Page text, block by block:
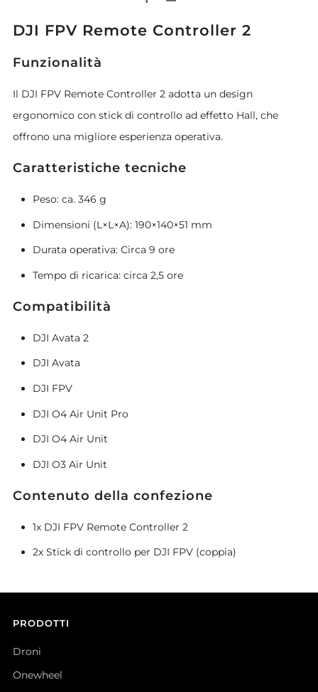
DJI FPV Remote Controller 2
Funzionalità
Il DJI FPV Remote Controller 2 adotta un design
ergonomico con stick di controllo ad effetto Hall, che
offrono una migliore esperienza operativa.
Caratteristiche tecniche
Peso: ca. 346 g
Dimensioni (L×L×A): 190×140×51 mm
Durata operativa: Circa 9 ore
Tempo di ricarica: circa 2,5 ore
Compatibilità
DJI Avata 2
DJI Avata
DJI FPV
DJI O4 Air Unit Pro
DJI O4 Air Unit
DJI O3 Air Unit
Contenuto della confezione
1x DJI FPV Remote Controller 2
2x Stick di controllo per DJI FPV (coppia)
PRODOTTI
Droni
Onewheel